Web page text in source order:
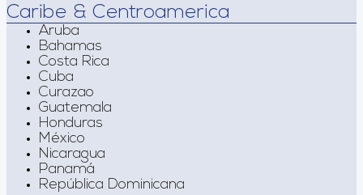
Caribe & Centroamerica
Aruba
Bahamas
Costa Rica
Cuba
Curazao
Guatemala
Honduras
México
Nicaragua
Panamá
República Dominicana